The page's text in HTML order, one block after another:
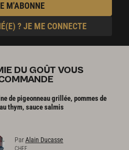
M'ABONNE
? JE ME CONNECTE
DU GOÛT VOUS
de pigeonneau grillée, pommes de
thym, sauce salmis
ParAlain Ducasse